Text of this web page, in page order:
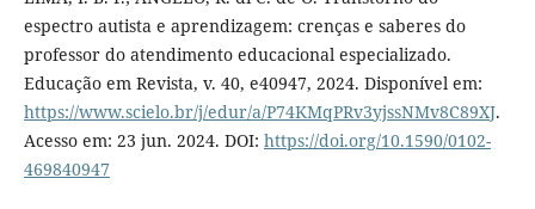
espectro autista e aprendizagem: crenças e saberes do
professor do atendimento educacional especializado.
Educação em Revista, v. 40, e40947, 2024. Disponível em:
https://www.scielo.br/j/edur/a/P74KMqPRv3yjssNMv8C89XJ.
Acesso em: 23 jun. 2024. DOI: https://doi.org/10.1590/0102-
469840947